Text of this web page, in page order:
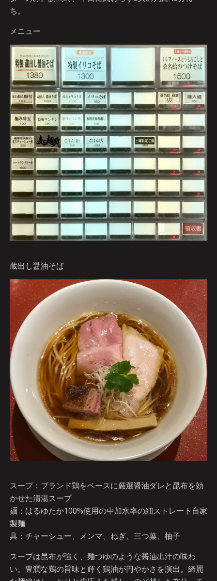
ち。
メニュー
蔵出し醤油そば
スープ：ブランド鶏をベースに厳選醤油ダレと昆布を効
かせた清湯スープ
麺：はるゆたか100%使用の中加水率の細ストレート自家
製麺
具：チャーシュー、メンマ、ねぎ、三つ葉、柚子
スープは昆布が強く、麺つゆのような醤油出汁の味わ
い。豊潤な鶏の旨味と輝く鶏油が円やかさを演出。綺麗